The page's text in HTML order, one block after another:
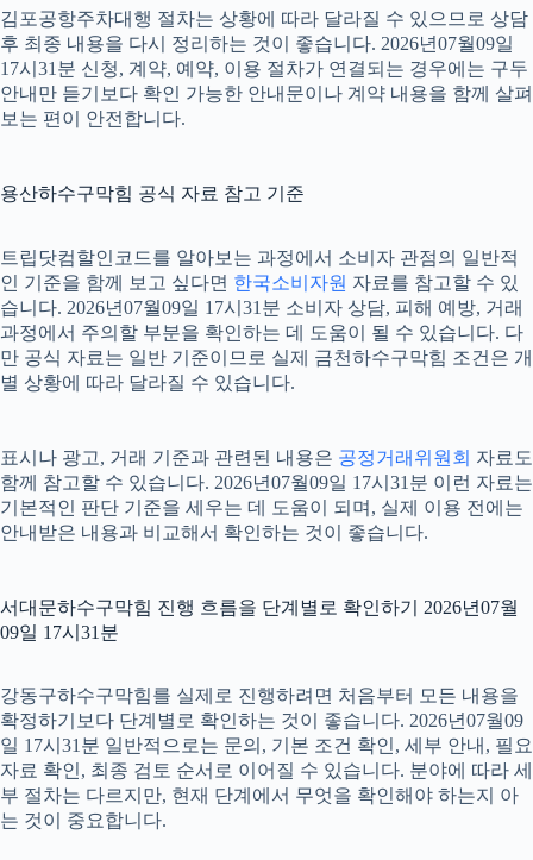
김포공항주차대행 절차는 상황에 따라 달라질 수 있으므로 상담
후 최종 내용을 다시 정리하는 것이 좋습니다. 2026년07월09일
17시31분 신청, 계약, 예약, 이용 절차가 연결되는 경우에는 구두
안내만 듣기보다 확인 가능한 안내문이나 계약 내용을 함께 살펴
보는 편이 안전합니다.
용산하수구막힘 공식 자료 참고 기준
트립닷컴할인코드를 알아보는 과정에서 소비자 관점의 일반적
인 기준을 함께 보고 싶다면 한국소비자원 자료를 참고할 수 있
습니다. 2026년07월09일 17시31분 소비자 상담, 피해 예방, 거래
과정에서 주의할 부분을 확인하는 데 도움이 될 수 있습니다. 다
만 공식 자료는 일반 기준이므로 실제 금천하수구막힘 조건은 개
별 상황에 따라 달라질 수 있습니다.
표시나 광고, 거래 기준과 관련된 내용은 공정거래위원회 자료도
함께 참고할 수 있습니다. 2026년07월09일 17시31분 이런 자료는
기본적인 판단 기준을 세우는 데 도움이 되며, 실제 이용 전에는
안내받은 내용과 비교해서 확인하는 것이 좋습니다.
서대문하수구막힘 진행 흐름을 단계별로 확인하기 2026년07월
09일 17시31분
강동구하수구막힘를 실제로 진행하려면 처음부터 모든 내용을
확정하기보다 단계별로 확인하는 것이 좋습니다. 2026년07월09
일 17시31분 일반적으로는 문의, 기본 조건 확인, 세부 안내, 필요
자료 확인, 최종 검토 순서로 이어질 수 있습니다. 분야에 따라 세
부 절차는 다르지만, 현재 단계에서 무엇을 확인해야 하는지 아
는 것이 중요합니다.